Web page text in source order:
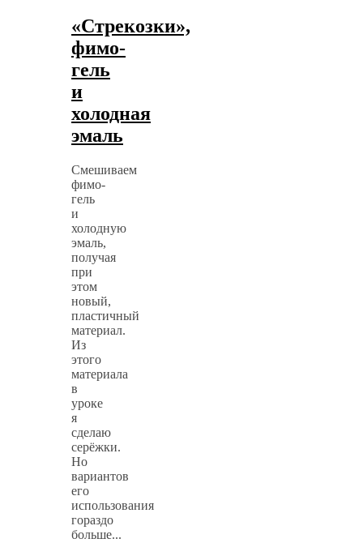
«Стрекозки»,
фимо-
гель
и
холодная
эмаль
Смешиваем
фимо-
гель
и
холодную
эмаль,
получая
при
этом
новый,
пластичный
материал.
Из
этого
материала
в
уроке
я
сделаю
серёжки.
Но
вариантов
его
использования
гораздо
больше...